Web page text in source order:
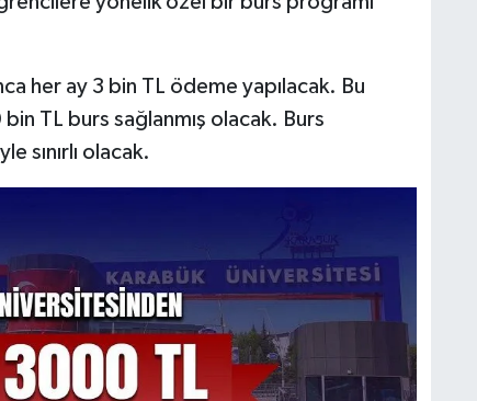
her ay 3 bin TL ödeme yapılacak. Bu
TL burs sağlanmış olacak. Burs
sınırlı olacak.